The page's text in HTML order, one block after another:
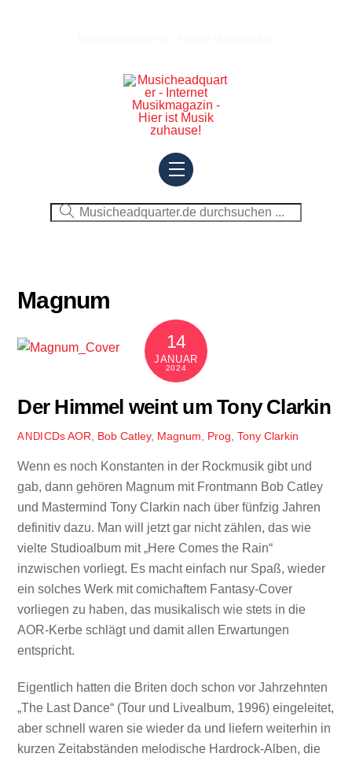
Menu
Magnum
14
JANUAR
2024
Der Himmel weint um Tony Clarkin
ANDICDsAOR Bob Catley, Magnum Prog Tony Clarkin
Wenn es noch Konstanten in der Rockmusik gibt und
gab, dann gehören Magnum mit Frontmann Bob Catley
und Mastermind Tony Clarkin nach über fünfzig Jahren
definitiv dazu. Man will jetzt gar nicht zählen, das wie
vielte Studioalbum mit „Here Comes the Rain“
inzwischen vorliegt. Es macht einfach nur Spaß, wieder
ein solches Werk mit comichaftem Fantasy-Cover
vorliegen zu haben, das musikalisch wie stets in die
AOR-Kerbe schlägt und damit allen Erwartungen
entspricht.
Eigentlich hatten die Briten doch schon vor Jahrzehnten
„The Last Dance“ (Tour und Livealbum, 1996) eingeleitet,
aber schnell waren sie wieder da und liefern weiterhin in
kurzen Zeitabständen melodische Hardrock-Alben, die